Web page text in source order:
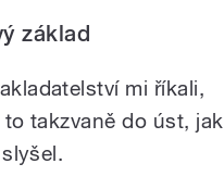
základ
mi říkali,
takzvaně do úst, jak